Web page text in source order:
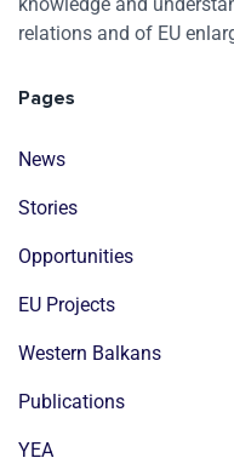
relations and of EU
Pages
News
Stories
Opportunities
EU Projects
Western Balkans
Publications
YEA